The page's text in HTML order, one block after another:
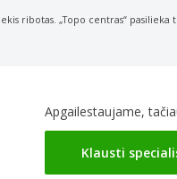
ribotas. „Topo centras“ pasilieka
Apgailestaujame,
Klausti